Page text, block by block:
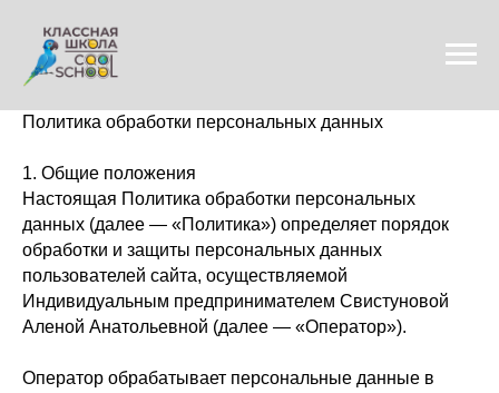
Политика обработки персональных данных
1. Общие положения
Настоящая Политика обработки персональных
данных (далее — «Политика») определяет порядок
обработки и защиты персональных данных
пользователей сайта, осуществляемой
Индивидуальным предпринимателем Свистуновой
Аленой Анатольевной (далее — «Оператор»).
Оператор обрабатывает персональные данные в